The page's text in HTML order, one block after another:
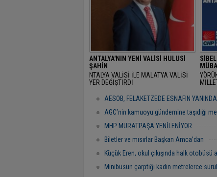
ANTALYA'NIN YENİ VALİSİ HULUSİ
ŞAHİN
NTALYA VALİSİ İLE MALATYA VALİSİ
YER DEĞİŞTİRDİ
AESOB, FELAKETZEDE ESNAFIN YANINDA
AGC’nin kamuoyu gündemine taşıdığı
MHP MURATPAŞA YENİLENİYOR
Biletler ve mısırlar Başkan Amca’dan
Küçük Eren, okul çıkışında halk otobüsü
Minibüsün çarptığı kadın metrelerce